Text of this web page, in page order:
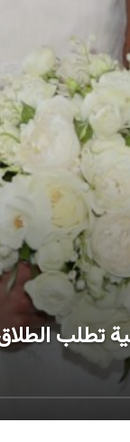
تطلب